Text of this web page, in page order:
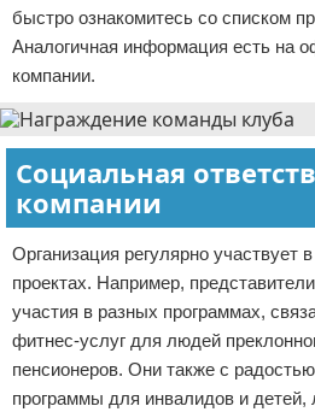
быстро ознакомитесь со списком
Аналогичная информация есть на
компании.
Социальная
компании
Организация регулярно участвует
проектах. Например,
участия в разных программах,
фитнес-услуг для людей
пенсионеров. Они также с
программы для инвалидов и